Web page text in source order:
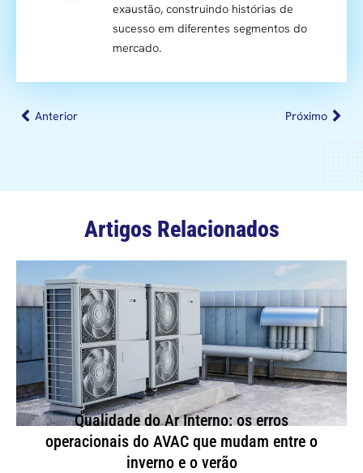
exaustão, construindo histórias de
sucesso em diferentes segmentos do
mercado.
Anterior Próximo
Artigos Relacionados
Qualidade do Ar Interno: os erros
operacionais do AVAC que mudam entre o
inverno e o verão